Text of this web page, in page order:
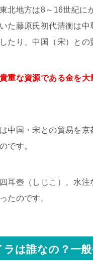
北地方は8～16世紀に
た藤原氏初代清衡は
たり、中国（宋）と
重な資源である金を
中国・宋との貿易を
です。
耳壺（しじこ）、水
たのです。
は誰なの？一